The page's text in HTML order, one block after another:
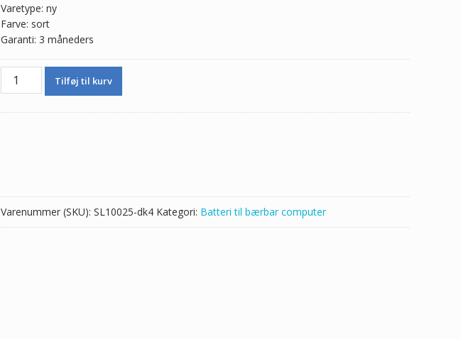
Varetype: ny
Farve: sort
Garanti: 3 måneders
Ægte
batteri
antal
Tilføj til kurv
Varenummer (SKU): SL10025-dk4 Kategori: Batteri til bærbar computer